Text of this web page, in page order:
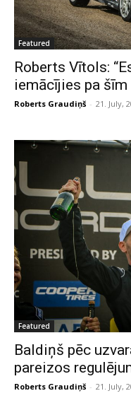
Featured
Roberts Vītols:
iemācījies pa šīm
Roberts Graudiņš - 21. July,
Featured
Baldiņš pēc
pareizos
Roberts Graudiņš - 21. July,